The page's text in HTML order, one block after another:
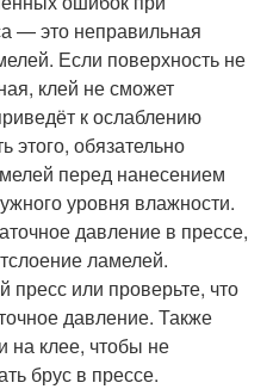
— это неправильная
Если поверхность не
клей не сможет
к ослаблению
этого, обязательно
перед нанесением
уровня влажности.
давление в прессе,
ламелей.
пресс или проверьте, что
давление. Также
на клее, чтобы не
брус в прессе.